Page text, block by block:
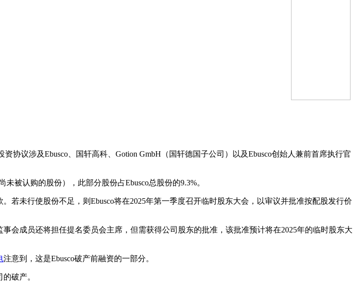
资协议涉及Ebusco、国轩高科、Gotion GmbH（国轩德国子公司）以及Ebusco创始人兼前首席执行官
被认购的股份），此部分股份占Ebusco总股份的9.3%。
若未行使股份不足，则Ebusco将在2025年第一季度召开临时股东大会，以审议并批准按配股发行价
会成员还将担任提名委员会主席，但需获得公司股东的批准，该批准预计将在2025年的临时股东大
注意到，这是Ebusco破产前融资的一部分。
破产。